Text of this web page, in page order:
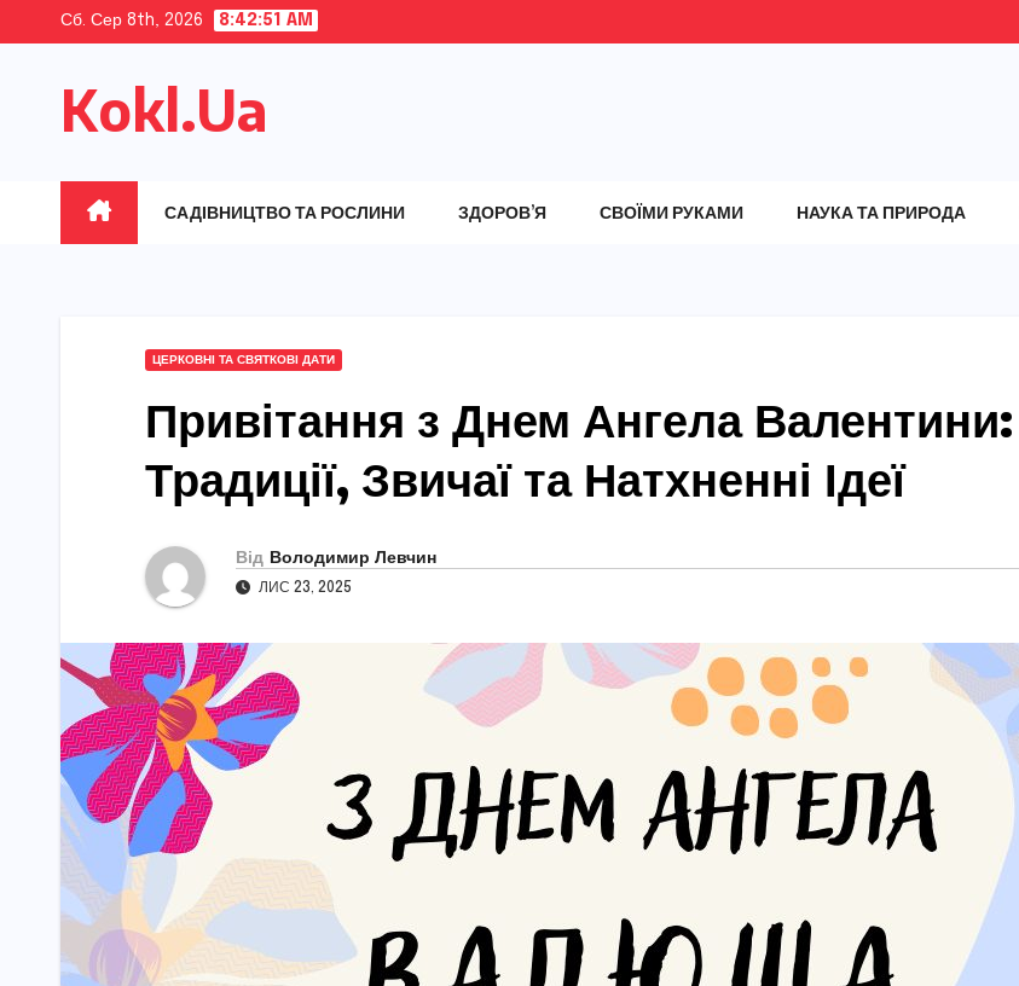
content
Сб. Сер 8th, 2026 8:42:52 AM
Kokl.Ua
САДІВНИЦТВО ТА РОСЛИНИ ЗДОРОВ’Я СВОЇМИ РУКАМИ НАУКА ТА ПРИРОДА
ЦЕРКОВНІ ТА СВЯТКОВІ ДАТИ
Привітання з Днем Ангела Валентини:
Традиції, Звичаї та Натхненні Ідеї
Від Володимир Левчин
ЛИС 23, 2025